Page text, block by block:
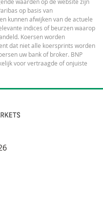
op basis van
kunnen afwijken van de actuele
indices of beurzen waarop
Koersen worden
dat niet alle koersprints worden
uw bank of broker. BNP
voor vertraagde of onjuiste